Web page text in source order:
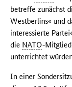
betreffe zunächst
Westberlins« und
interessierte
die NATO-
unterrichtet
In einer